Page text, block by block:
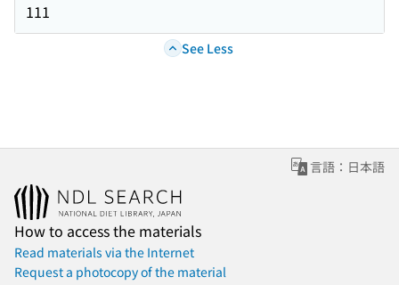
111
See Less
言語：日本語
How to access the materials
Read materials via the Internet
Request a photocopy of the material